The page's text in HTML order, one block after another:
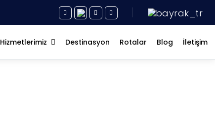
Hizmetlerimiz Destinasyon Rotalar Blog İletişim